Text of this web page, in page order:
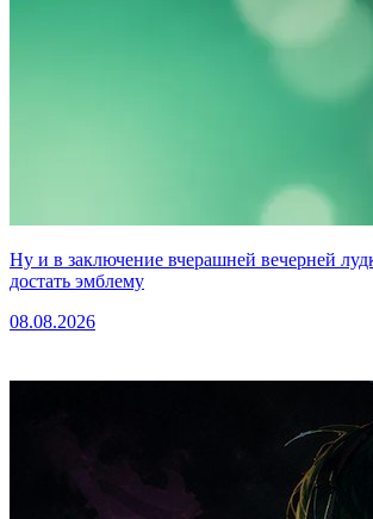
Ну и в заключение вчерашней вечерней
достать эмблему
08.08.2026